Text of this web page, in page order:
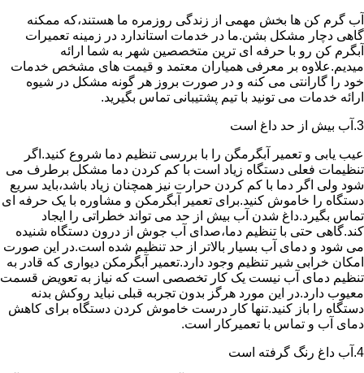
آب گرم کن ها بخش مهمی از زندگی روزمره ما هستند،که ممکنه
گاهی دچار مشکل بشن.ما در خدمات استاندارد در زمینه تعمیرات
آبگرم کن رو با حرفه ای ترین متخصصین شهر به شما ارائه
میدیم.علاوه بر معرفی همیاران معتمد و قیمت های مشخص خدمات
خود را گارانتی می کنه و در صورت بروز هر گونه مشکل در شیوه
ارائه خدمات می تونید با تیم پشتیبانی تماس بگیرید.
3.آب بیش از حد داغ است
عیب یابی و تعمیر آبگرمگن را با بررسی تنظیم دما شروع کنید.اگر
تنظیمات فعلی دستگاه زیاد است با کم کردن دما مشکل برطرف می
شود ولی اگر دما با کم کردن حرارت نیز همچنان زیاد باشد،باید سریع
دستگاه را خاموش کنید.برای تعمیر آبگرمکن و مشاوره با یک حرفه ای
تماس بگیرد.داغ شدن آب بیش از حد می تواند خطراتی را ایجاد
کند.گاهی حتی با تنظیم دما،صدای آب جوش از درون دستگاه شنیده
می شود و دمای آب بسیار بالاتر از حد تنظیم شده است.در این صورت
امکان خرابی شیر تنظیم وجود دارد.تعمیر آبگرمکن دیواری که قادر به
تنظیم دمای آب نیست یک کار تخصصی است که نیاز به تعویض قسمت
معیوب دارد.در این مورد هرگز بدون تجربه قبلی نباید روکش بدنه
دستگاه را باز کنید.تنها کار درست خاموش کردن دستگاه برای کاهش
دمای آب و تماس با تعمیرکار است.
4.آب داغ رنگ گرفته است